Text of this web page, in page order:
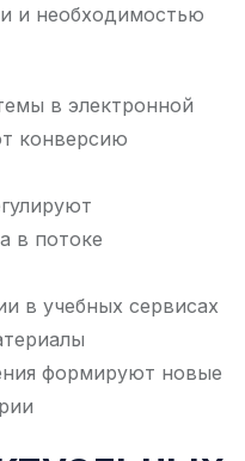
и необходимостью
в электронной
конверсию
в потоке
в учебных сервисах
формируют новые